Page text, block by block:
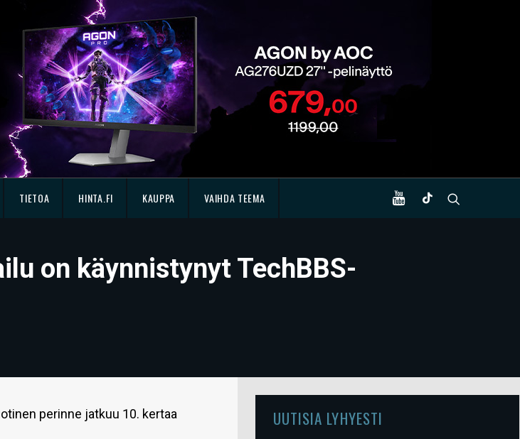
TIETOA HINTA.FI KAUPPA VAIHDA TEEMA
on käynnistynyt TechBBS-
perinne jatkuu 10. kertaa
UUTISIA LYHYESTI